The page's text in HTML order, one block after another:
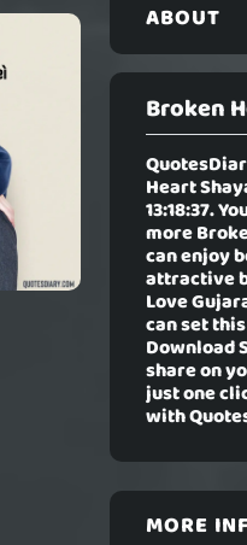
ABOUT
Broken
Heart
13:18:37.
more
can enjoy
attractive
Love
can set
Download
share on
just one
with
MORE